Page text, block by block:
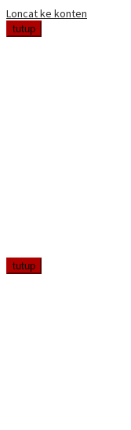
Loncat ke konten
tutup
tutup